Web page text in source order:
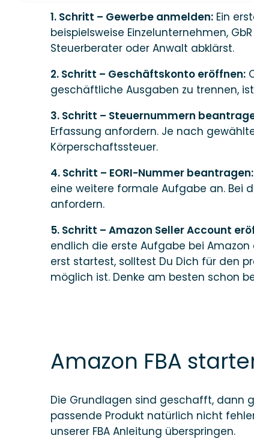
1. Schritt – Gewerbe anmelden: Ein
beispielsweise Einzelunternehmen,
Steuerberater oder Anwalt abklärst.
2. Schritt – Geschäftskonto eröffnen:
geschäftliche Ausgaben zu trennen,
3. Schritt – Steuernummern
Erfassung anfordern. Je nach
Körperschaftssteuer.
4. Schritt – EORI-Nummer beantragen:
eine weitere formale Aufgabe an. Bei
anfordern.
5. Schritt – Amazon Seller Account
endlich die erste Aufgabe bei Amazon
erst startest, solltest Du Dich für den
möglich ist. Denke am besten schon
Amazon FBA
Die Grundlagen sind geschafft, dann
passende Produkt natürlich nicht
unserer FBA Anleitung überspringen.